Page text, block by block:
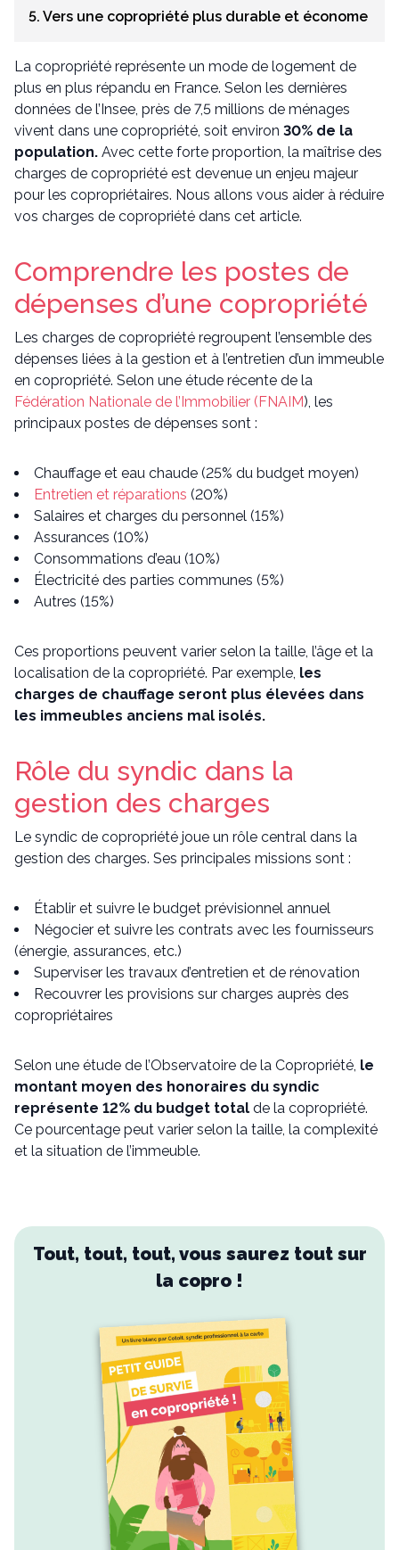
5. Vers une copropriété plus durable et économe
La copropriété représente un mode de logement de
plus en plus répandu en France. Selon les dernières
données de l’Insee, près de 7,5 millions de ménages
vivent dans une copropriété, soit environ 30% de la
population. Avec cette forte proportion, la maîtrise des
charges de copropriété est devenue un enjeu majeur
pour les copropriétaires. Nous allons vous aider à réduire
vos charges de copropriété dans cet article.
Comprendre les postes de
dépenses d’une copropriété
Les charges de copropriété regroupent l’ensemble des
dépenses liées à la gestion et à l’entretien d’un immeuble
en copropriété. Selon une étude récente de la
Fédération Nationale de l’Immobilier (FNAIM), les
principaux postes de dépenses sont :
Chauffage et eau chaude (25% du budget moyen)
Entretien et réparations (20%)
Salaires et charges du personnel (15%)
Assurances (10%)
Consommations d’eau (10%)
Électricité des parties communes (5%)
Autres (15%)
Ces proportions peuvent varier selon la taille, l’âge et la
localisation de la copropriété. Par exemple, les
charges de chauffage seront plus élevées dans
les immeubles anciens mal isolés.
Rôle du syndic dans la
gestion des charges
Le syndic de copropriété joue un rôle central dans la
gestion des charges. Ses principales missions sont :
Établir et suivre le budget prévisionnel annuel
Négocier et suivre les contrats avec les fournisseurs
(énergie, assurances, etc.)
Superviser les travaux d’entretien et de rénovation
Recouvrer les provisions sur charges auprès des
copropriétaires
Selon une étude de l’Observatoire de la Copropriété, le
montant moyen des honoraires du syndic
représente 12% du budget total de la copropriété.
Ce pourcentage peut varier selon la taille, la complexité
et la situation de l’immeuble.
Tout, tout, tout, vous saurez tout sur
la copro !